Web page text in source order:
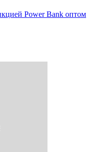
Power Bank оптом